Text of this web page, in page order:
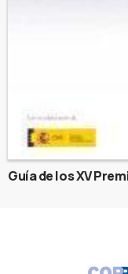
Guía de los XV